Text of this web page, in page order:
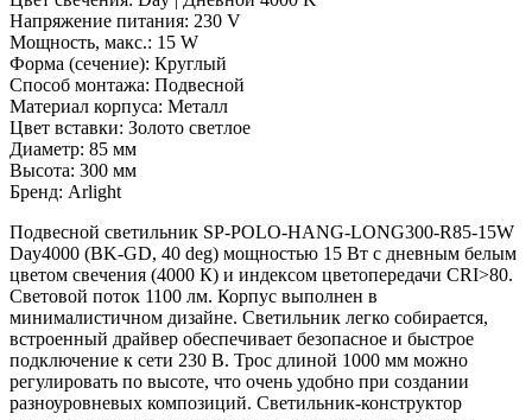
Напряжение питания: 230 V
Мощность, макс.: 15 W
Форма (сечение): Круглый
Способ монтажа: Подвесной
Материал корпуса: Металл
Цвет вставки: Золото светлое
Диаметр: 85 мм
Высота: 300 мм
Бренд: Arlight
Подвесной светильник SP-POLO-HANG-LONG300-R85-15W
Day4000 (BK-GD, 40 deg) мощностью 15 Вт с дневным белым
цветом свечения (4000 К) и индексом цветопередачи CRI>80.
Световой поток 1100 лм. Корпус выполнен в
минималистичном дизайне. Светильник легко собирается,
встроенный драйвер обеспечивает безопасное и быстрое
подключение к сети 230 В. Трос длиной 1000 мм можно
регулировать по высоте, что очень удобно при создании
разноуровневых композиций. Светильник-конструктор